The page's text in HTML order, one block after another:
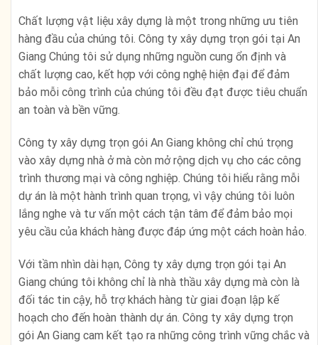
Chất lượng vật liệu xây dựng là một trong những ưu tiên
hàng đầu của chúng tôi. Công ty xây dựng trọn gói tại An
Giang Chúng tôi sử dụng những nguồn cung ổn định và
chất lượng cao, kết hợp với công nghệ hiện đại để đảm
bảo mỗi công trình của chúng tôi đều đạt được tiêu chuẩn
an toàn và bền vững.
Công ty xây dựng trọn gói An Giang không chỉ chú trọng
vào xây dựng nhà ở mà còn mở rộng dịch vụ cho các công
trình thương mại và công nghiệp. Chúng tôi hiểu rằng mỗi
dự án là một hành trình quan trọng, vì vậy chúng tôi luôn
lắng nghe và tư vấn một cách tận tâm để đảm bảo mọi
yêu cầu của khách hàng được đáp ứng một cách hoàn hảo.
Với tầm nhìn dài hạn, Công ty xây dựng trọn gói tại An
Giang chúng tôi không chỉ là nhà thầu xây dựng mà còn là
đối tác tin cậy, hỗ trợ khách hàng từ giai đoạn lập kế
hoạch cho đến hoàn thành dự án. Công ty xây dựng trọn
gói An Giang cam kết tạo ra những công trình vững chắc và